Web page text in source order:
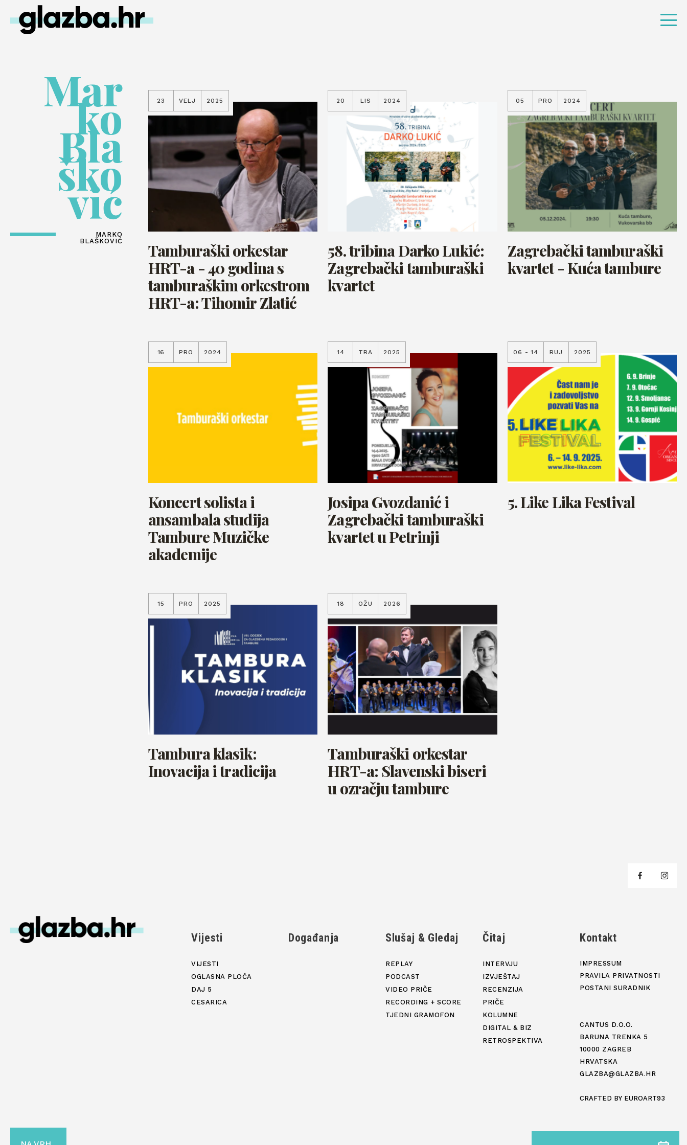
Mar
ko
Bla
ško
vić
MARKO
BLAŠKOVIĆ
23 VELJ 2025
Tamburaški orkestar
HRT-a - 40 godina s
tamburaškim orkestrom
HRT-a: Tihomir Zlatić
20 LIS 2024
58. tribina Darko Lukić:
Zagrebački tamburaški
kvartet
05 PRO 2024
Zagrebački tamburaški
kvartet - Kuća tambure
16 PRO 2024
Koncert solista i
ansambala studija
Tambure Muzičke
akademije
14 TRA 2025
Josipa Gvozdanić i
Zagrebački tamburaški
kvartet u Petrinji
06 - 14 RUJ 2025
5. Like Lika Festival
15 PRO 2025
Tambura klasik:
Inovacija i tradicija
18 OŽU 2026
Tamburaški orkestar
HRT-a: Slavenski biseri
u ozračju tambure
Vijesti
VIJESTI
OGLASNA PLOČA
DAJ 5
CESARICA
Događanja Slušaj & Gledaj
REPLAY
PODCAST
VIDEO PRIČE
RECORDING + SCORE
TJEDNI GRAMOFON
Čitaj
INTERVJU
IZVJEŠTAJ
RECENZIJA
PRIČE
KOLUMNE
DIGITAL & BIZ
RETROSPEKTIVA
Kontakt
IMPRESSUM
PRAVILA PRIVATNOSTI
POSTANI SURADNIK
CANTUS D.O.O.
BARUNA TRENKA 5
10000 ZAGREB
HRVATSKA
GLAZBA@GLAZBA.HR
CRAFTED BY EUROART93